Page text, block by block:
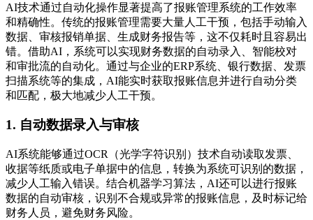
AI技术通过自动化操作显著提高了报账管理系统的工作效率
和精确性。传统的报账管理需要大量人工干预，包括手动输入
数据、审核报销单据、生成财务报告等，这不仅耗时且容易出
错。借助AI，系统可以实现财务数据的自动录入、智能校对
和审批流的自动化。通过与企业的ERP系统、银行数据、发票
扫描系统等的集成，AI能实时获取报账信息并进行自动分类
和匹配，极大地减少人工干预。
1. 自动数据录入与审核
AI系统能够通过OCR（光学字符识别）技术自动读取发票、
收据等纸质或电子单据中的信息，转换为系统可识别的数据，
减少人工输入错误。结合机器学习算法，AI还可以进行报账
数据的自动审核，识别不合规或异常的报账信息，及时标记给
财务人员，避免财务风险。